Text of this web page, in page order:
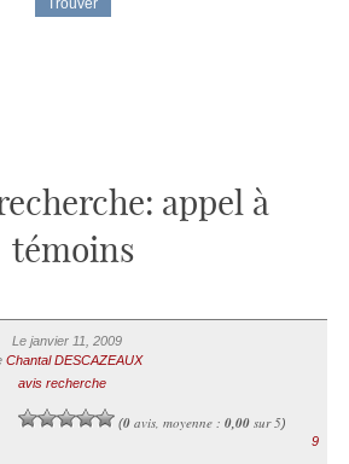
appel à
témoins
Le janvier 11, 2009
Chantal DESCAZEAUX
avis recherche
(0avis, moyenne : 0,00sur 5)
9